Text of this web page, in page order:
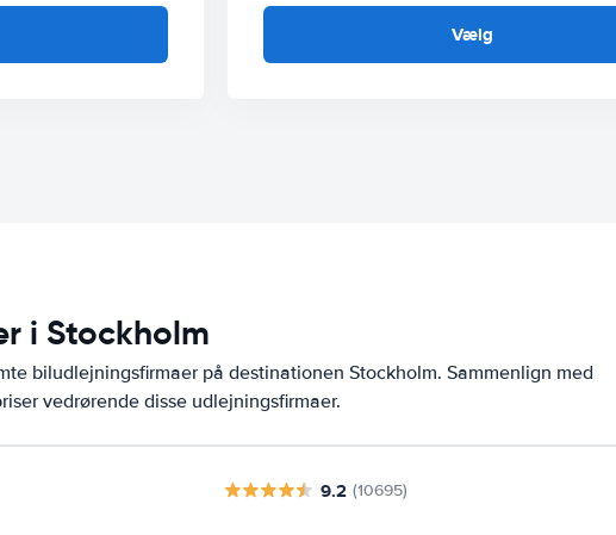
Vælg
i Stockholm
biludlejningsfirmaer på destinationen Stockholm. Sammenlign med
vedrørende disse udlejningsfirmaer.
9.2 (10695)